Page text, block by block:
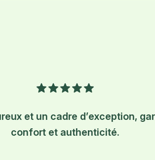
et un cadre d’exception,
confort et authenticité.